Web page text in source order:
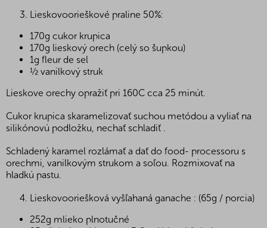
Lieskovoorieškové praline 50%:
170g cukor krupica
170g lieskový orech (celý so šupkou)
1g fleur de sel
½ vanilkový struk
Lieskove orechy opražiť pri 160C cca 25 minút.
Cukor krupica skaramelizovať suchou metódou a vyliať na
silikónovú podložku, nechať schladiť .
Schladený karamel rozlámať a dať do food- processoru s
orechmi, vanilkovým strukom a soľou. Rozmixovať na
hladkú pastu.
Lieskovooriešková vyšľahaná ganache : (65g / porcia)
252g mlieko plnotučné